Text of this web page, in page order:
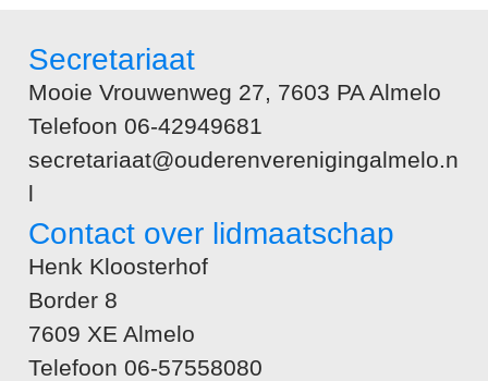
Secretariaat
Mooie Vrouwenweg 27, 7603 PA Almelo
Telefoon 06-42949681
secretariaat@ouderenverenigingalmelo.n
l
Contact over lidmaatschap
Henk Kloosterhof
Border 8
7609 XE Almelo
Telefoon 06-57558080